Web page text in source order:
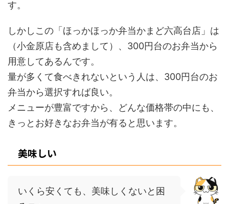
す。
しかしこの「ほっかほっか弁当かまど六高台店」は
（小金原店も含めまして）、300円台のお弁当から
用意してあるんです。
量が多くて食べきれないという人は、300円台のお
弁当から選択すれば良い。
メニューが豊富ですから、どんな価格帯の中にも、
きっとお好きなお弁当が有ると思います。
美味しい
いくら安くても、美味しくないと困